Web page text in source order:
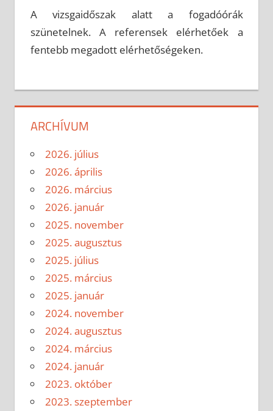
A vizsgaidőszak alatt a fogadóórák
szünetelnek. A referensek elérhetőek a
fentebb megadott elérhetőségeken.
ARCHÍVUM
2026. július
2026. április
2026. március
2026. január
2025. november
2025. augusztus
2025. július
2025. március
2025. január
2024. november
2024. augusztus
2024. március
2024. január
2023. október
2023. szeptember